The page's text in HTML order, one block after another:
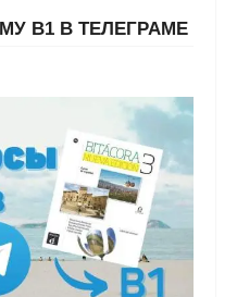
В1 В ТЕЛЕГРАМЕ